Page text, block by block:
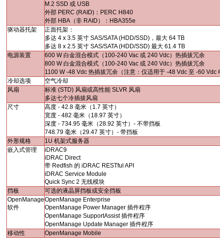
M.2 SSD或 USB
外部 PERC (RAID) ： PERC H840
外部 HBA （非 RAID ）： HBA355e
驱动器托架
正面托架：
多达4 x 3.5英寸SAS/SATA (HDD/SSD) ，最大64 TB
多达8 x 2.5英寸SAS/SATA (HDD/SSD)最大61.4 TB
电源装置
600 W 白金混合模式（ 100-240 Vac或240 Vdc）热插拔冗余
800 W 白金混合模式（ 100-240 Vac或 240 Vdc）热插拔冗余
1100 W -48 Vdc热插拔冗余（注意：仅适用于 -48 Vdc至 -60 Vdc
冷却选项
空气冷却
风扇
标准(STD) 风扇或高性能SLVR 风扇
多达七个冷插拔风扇
尺寸
高度- 42.8毫米（ 1.7英寸）
宽度- 482毫米（ 18.97英寸）
深度- 734.95毫米（28.92英寸）-不带挡板
748.79毫米（29.47英寸）-带挡板
外形规格
1U机架式服务器
嵌入式管理
iDRAC9
iDRAC Direct
带 Redfish的 iDRAC RESTful API
iDRAC Service Module
Quick Sync 2无线模块
挡板
可选的液晶屏挡板或安全挡板
OpenManage
软件
OpenManage Enterprise
OpenManage Power Manager插件程序
OpenManage SupportAssist插件程序
OpenManage Update Manager插件程序
移动性
OpenManage Mobile